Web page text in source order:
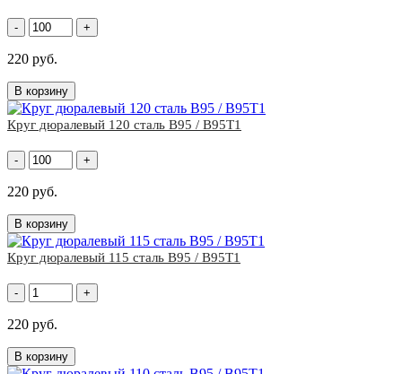
- +
220 руб.
В корзину
Круг дюралевый 120 сталь В95 / В95Т1
- +
220 руб.
В корзину
Круг дюралевый 115 сталь В95 / В95Т1
- +
220 руб.
В корзину